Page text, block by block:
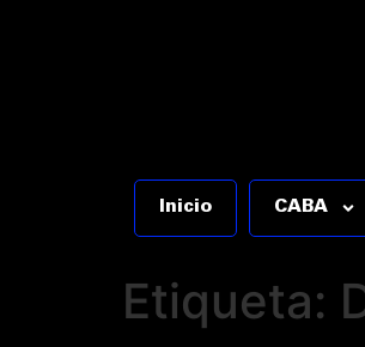
Inicio CABA
Etiqueta: